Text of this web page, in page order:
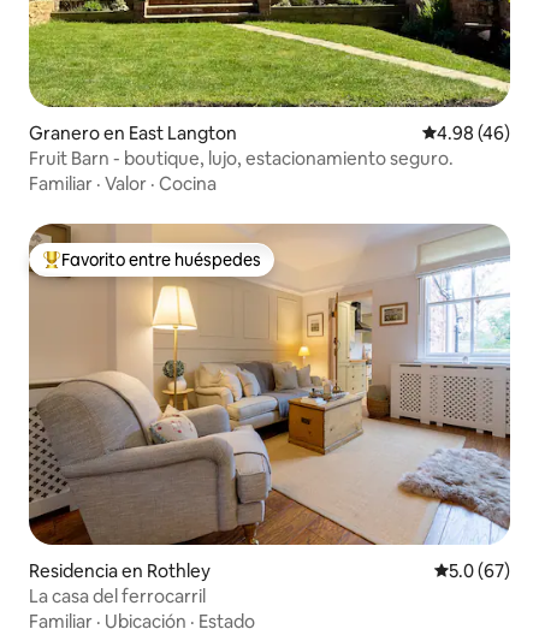
Granero en East Langton Calificación
4.98 (46)
Fruit Barn - boutique, lujo, estacionamiento seguro.
Familiar · Valor · Cocina
De los mejores en Favorito entre huéspedes
Favorito entre huéspedes
Residencia en Rothley Calificación
5.0 (67)
La casa del ferrocarril
Familiar · Ubicación · Estado